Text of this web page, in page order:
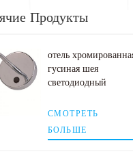
Продукты
отель
гусиная шея
светодиодный
чтения
СМОТРЕТЬ
БОЛЬШЕ